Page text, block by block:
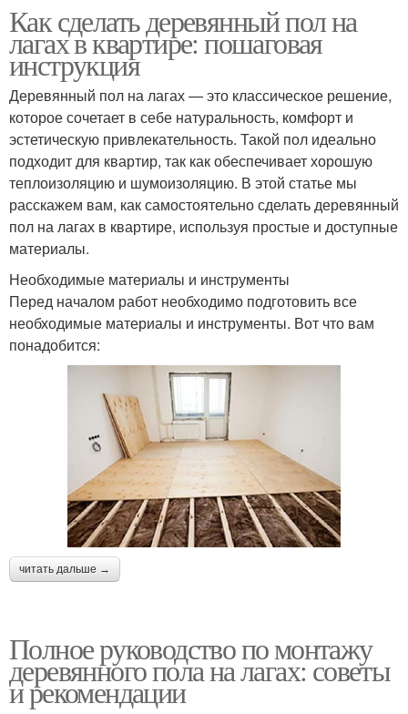
Как сделать деревянный пол на
лагах в квартире: пошаговая
инструкция
Деревянный пол на лагах — это классическое решение,
которое сочетает в себе натуральность, комфорт и
эстетическую привлекательность. Такой пол идеально
подходит для квартир, так как обеспечивает хорошую
теплоизоляцию и шумоизоляцию. В этой статье мы
расскажем вам, как самостоятельно сделать деревянный
пол на лагах в квартире, используя простые и доступные
материалы.
Необходимые материалы и инструменты
Перед началом работ необходимо подготовить все
необходимые материалы и инструменты. Вот что вам
понадобится:
читать дальше →
Полное руководство по монтажу
деревянного пола на лагах: советы
и рекомендации